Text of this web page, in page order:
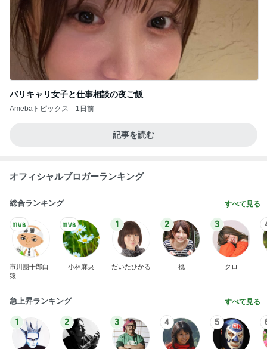
バリキャリ女子と仕事相談の夜ご飯
Amebaトピックス 1日前
記事を読む
オフィシャルブロガーランキング
総合ランキング すべて見る
市川團十郎白
猿
小林麻央
1
だいたひかる
2
桃
3
クロ
急上昇ランキング すべて見る
1 2 3 4 5